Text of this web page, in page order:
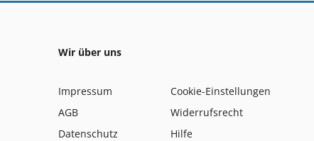
Wir über uns
Impressum
AGB
Datenschutz
Cookie-Einstellungen
Widerrufsrecht
Hilfe